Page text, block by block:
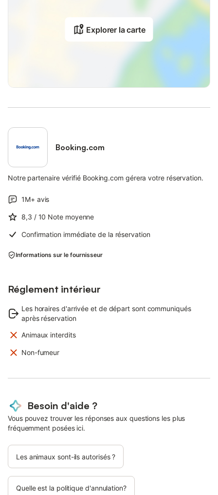
Explorer la carte
Booking.com
Notre partenaire vérifié Booking.com gérera votre réservation.
1M+ avis
8,3 / 10 Note moyenne
Confirmation immédiate de la réservation
Informations sur le fournisseur
Réglement intérieur
Les horaires d'arrivée et de départ sont communiqués
après réservation
Animaux interdits
Non-fumeur
Besoin d'aide ?
Vous pouvez trouver les réponses aux questions les plus
fréquemment posées ici.
Les animaux sont-ils autorisés ?
Quelle est la politique d'annulation?